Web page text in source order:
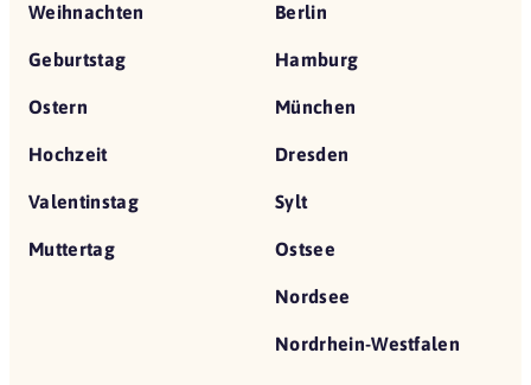
Weihnachten
Geburtstag
Ostern
Hochzeit
Valentinstag
Muttertag
Berlin
Hamburg
München
Dresden
Sylt
Ostsee
Nordsee
Nordrhein-Westfalen